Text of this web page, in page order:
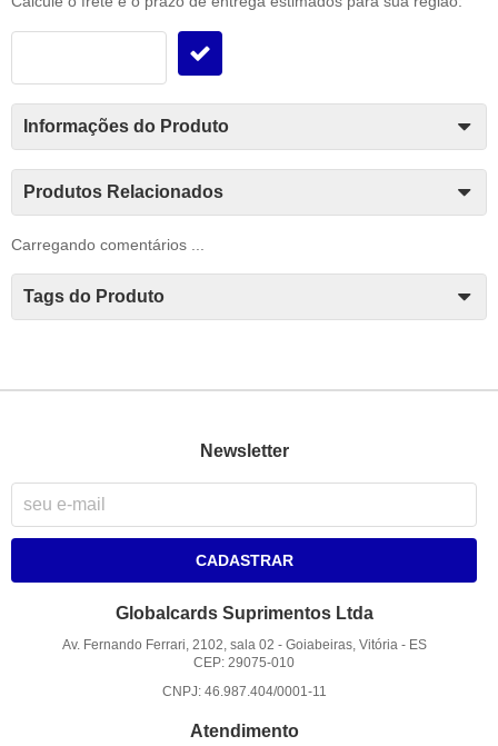
Informações do Produto
Produtos Relacionados
Carregando comentários ...
Tags do Produto
Newsletter
CADASTRAR
Globalcards Suprimentos Ltda
Av. Fernando Ferrari, 2102, sala 02 - Goiabeiras, Vitória- ES
CEP: 29075-010
CNPJ: 46.987.404/0001-11
Atendimento